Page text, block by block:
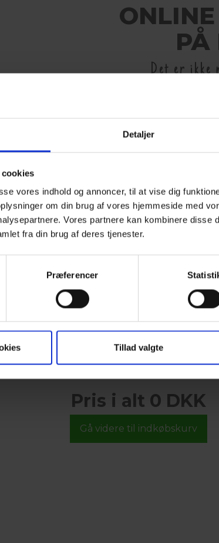
Detaljer
vores indhold og annoncer, til at vise dig
om din brug af vores hjemmeside med
Vores partnere kan kombinere disse
fra din brug af deres tjenester.
Præferencer
Tillad valgte
PÅ
Det er ikke
Kontakt os
Pris i alt 0 DKK